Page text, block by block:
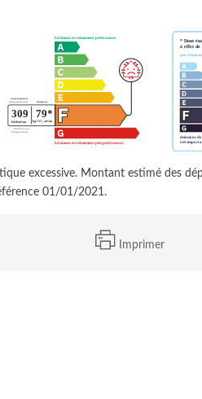
excessive. Montant estimé des
01/01/2021.
Imprimer